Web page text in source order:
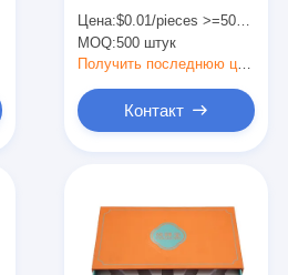
ароматерапии и
ухода за кожей
Цена:$0.01/pieces >=500 pieces
MOQ:500 штук
Получить последнюю цену
Контакт